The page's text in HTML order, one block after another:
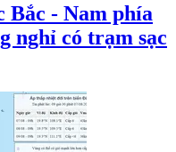
Bắc - Nam phía
nghỉ có trạm sạc